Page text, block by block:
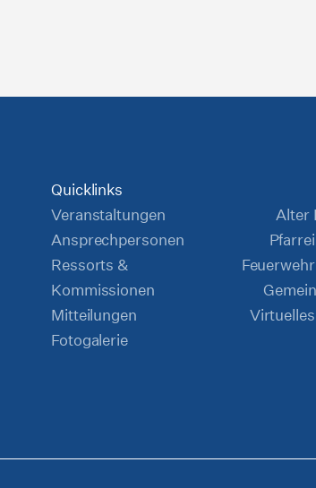
Quicklinks
Veranstaltungen
Ansprechpersonen
Ressorts &
Kommissionen
Mitteilungen
Fotogalerie
Alter